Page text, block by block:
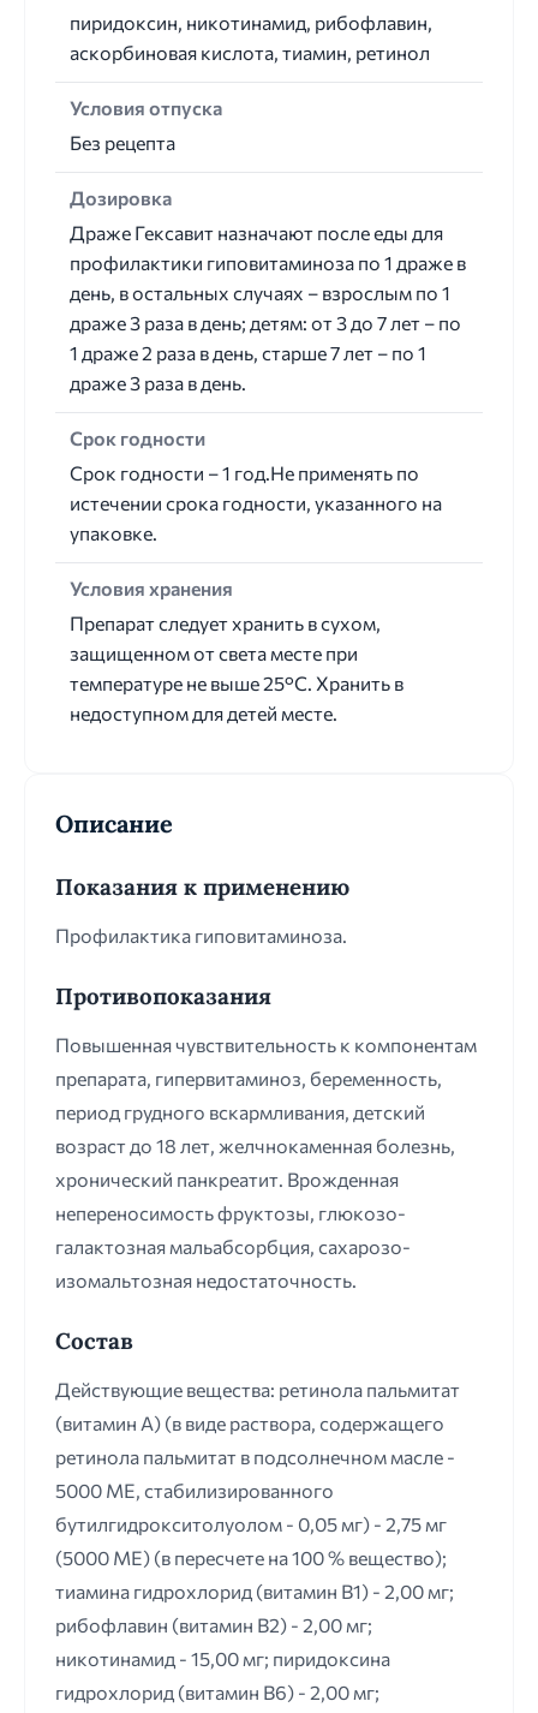
пиридоксин, никотинамид, рибофлавин,
аскорбиновая кислота, тиамин, ретинол
Условия отпуска
Без рецепта
Дозировка
Драже Гексавит назначают после еды для
профилактики гиповитаминоза по 1 драже в
день, в остальных случаях – взрослым по 1
драже 3 раза в день; детям: от 3 до 7 лет – по
1 драже 2 раза в день, старше 7 лет – по 1
драже 3 раза в день.
Срок годности
Срок годности – 1 год.Не применять по
истечении срока годности, указанного на
упаковке.
Условия хранения
Препарат следует хранить в сухом,
защищенном от света месте при
температуре не выше 25°C. Хранить в
недоступном для детей месте.
Описание
Показания к применению
Профилактика гиповитаминоза.
Противопоказания
Повышенная чувствительность к компонентам
препарата, гипервитаминоз, беременность,
период грудного вскармливания, детский
возраст до 18 лет, желчнокаменная болезнь,
хронический панкреатит. Врожденная
непереносимость фруктозы, глюкозо-
галактозная мальабсорбция, сахарозо-
изомальтозная недостаточность.
Состав
Действующие вещества: ретинола пальмитат
(витамин А) (в виде раствора, содержащего
ретинола пальмитат в подсолнечном масле -
5000 ME, стабилизированного
бутилгидрокситолуолом - 0,05 мг) - 2,75 мг
(5000 МЕ) (в пересчете на 100 % вещество);
тиамина гидрохлорид (витамин B1) - 2,00 мг;
рибофлавин (витамин В2) - 2,00 мг;
никотинамид - 15,00 мг; пиридоксина
гидрохлорид (витамин В6) - 2,00 мг;